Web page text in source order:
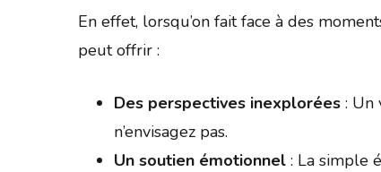
En effet, lorsqu’on fait face à des
peut offrir :
Des perspectives inexplorées : Un
n’envisagez pas.
Un soutien émotionnel : La simple